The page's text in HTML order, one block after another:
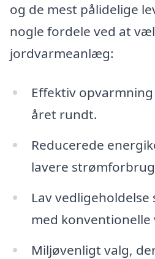
og de mest pålidelige
nogle fordele ved at
jordvarmeanlæg:
Effektiv
året rundt.
Reducerede
lavere
Lav
med konventionelle
Miljøvenligt valg,